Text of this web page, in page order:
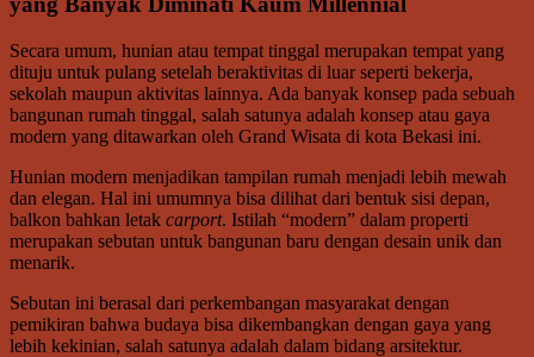
Secara umum, hunian atau tempat tinggal merupakan tempat yang
dituju untuk pulang setelah beraktivitas di luar seperti bekerja,
sekolah maupun aktivitas lainnya. Ada banyak konsep pada sebuah
bangunan rumah tinggal, salah satunya adalah konsep atau gaya
modern yang ditawarkan oleh Grand Wisata di kota Bekasi ini.
Hunian modern menjadikan tampilan rumah menjadi lebih mewah
dan elegan. Hal ini umumnya bisa dilihat dari bentuk sisi depan,
balkon bahkan letak carport. Istilah “modern” dalam properti
merupakan sebutan untuk bangunan baru dengan desain unik dan
menarik.
Sebutan ini berasal dari perkembangan masyarakat dengan
pemikiran bahwa budaya bisa dikembangkan dengan gaya yang
lebih kekinian, salah satunya adalah dalam bidang arsitektur.